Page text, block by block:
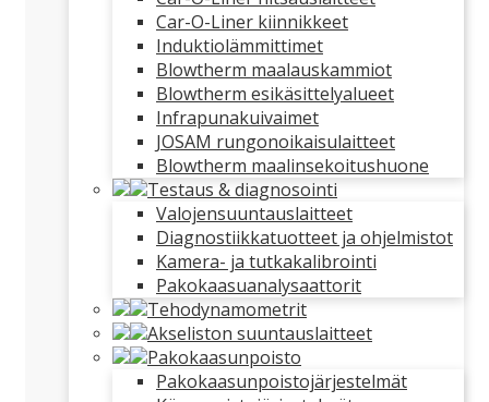
Car-O-Liner kiinnikkeet
Induktiolämmittimet
Blowtherm maalauskammiot
Blowtherm esikäsittelyalueet
Infrapunakuivaimet
JOSAM rungonoikaisulaitteet
Blowtherm maalinsekoitushuone
Testaus & diagnosointi
Valojensuuntauslaitteet
Diagnostiikkatuotteet ja ohjelmistot
Kamera- ja tutkakalibrointi
Pakokaasuanalysaattorit
Tehodynamometrit
Akseliston suuntauslaitteet
Pakokaasunpoisto
Pakokaasunpoistojärjestelmät